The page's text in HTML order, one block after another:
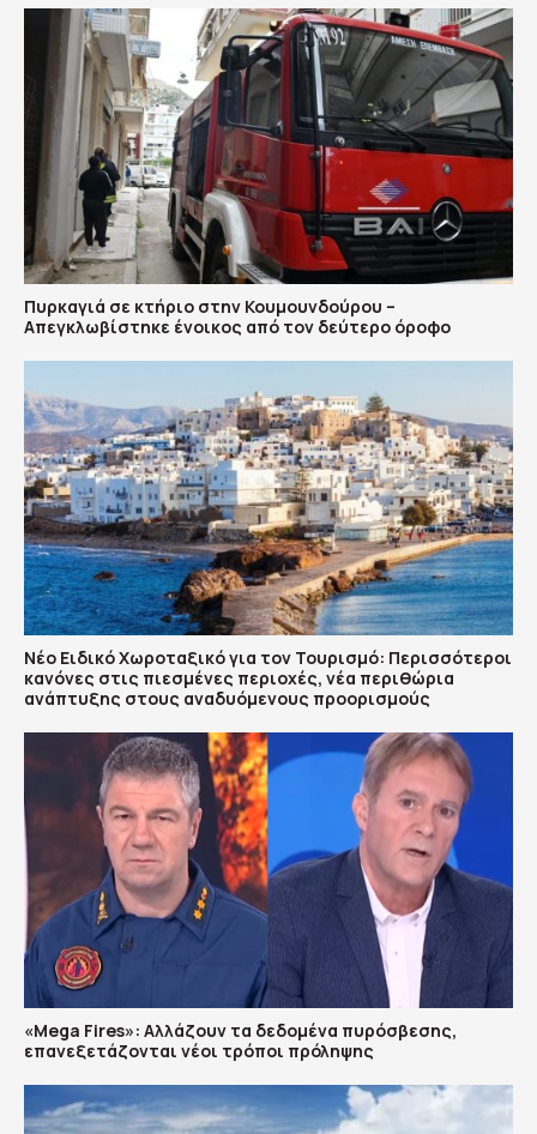
Πυρκαγιά σε κτήριο στην Κουμουνδούρου –
Απεγκλωβίστηκε ένοικος από τον δεύτερο όροφο
Νέο Ειδικό Χωροταξικό για τον Τουρισμό: Περισσότεροι
κανόνες στις πιεσμένες περιοχές, νέα περιθώρια
ανάπτυξης στους αναδυόμενους προορισμούς
«Mega Fires»: Αλλάζουν τα δεδομένα πυρόσβεσης,
επανεξετάζονται νέοι τρόποι πρόληψης